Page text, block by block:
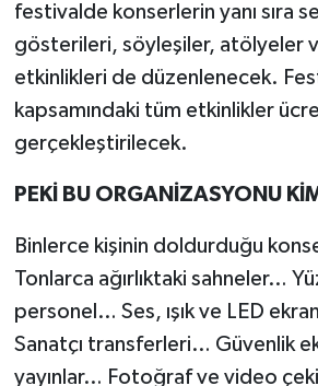
festivalde konserlerin yanı sıra
gösterileri, söyleşiler, atölyeler
etkinlikleri de düzenlenecek.
kapsamındaki tüm etkinlikler
gerçekleştirilecek.
PEKİ BU ORGANİZASYONU
Binlerce kişinin doldurduğu
Tonlarca ağırlıktaki sahneler…
personel… Ses, ışık ve LED
Sanatçı transferleri… Güvenlik
yayınlar… Fotoğraf ve video